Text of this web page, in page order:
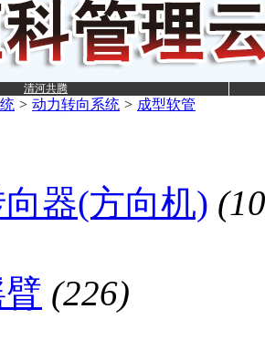
清河共腾
> 动力转向系统 > 成型软管
器(方向机)
(226)